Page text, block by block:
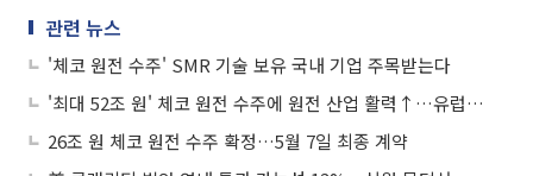
관련 뉴스
'체코 원전 수주' SMR 기술 보유 국내 기업 주목받는다
'최대 52조 원' 체코 원전 수주에 원전 산업 활력↑…유럽 진출 교두보 마련
26조 원 체코 원전 수주 확정…5월 7일 최종 계약